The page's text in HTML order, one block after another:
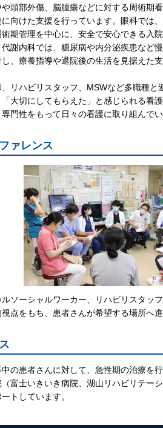
頭部外傷、脳腫瘍などに対する周術期
向けた支援を行っています。眼科では
期管理を中心に、安全で安心できる入
謝内科では、糖尿病や内分泌疾患など
、療養指導や退院後の生活を見据えた
リハビリスタッフ、MSWなど多職種
大切にしてもらえた」と感じられる看
門性をもって日々の看護に取り組んでい
ァレンス
ソーシャルワーカー、リハビリスタッ
点をもち、患者さんが希望する場所へ
の患者さんに対して、急性期の治療を
富士いきいき病院、湖山リハビリテー
トしています。